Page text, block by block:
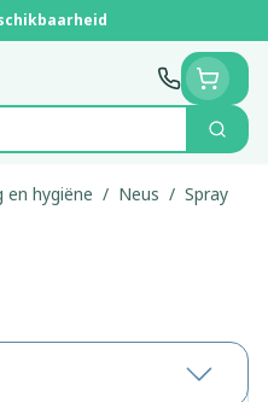
Zoek
en hygiëne / Neus / Spray